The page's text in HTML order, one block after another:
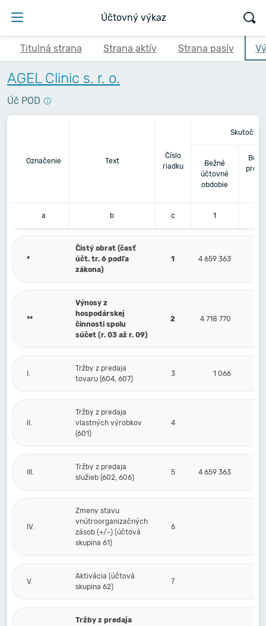
Účtovný výkaz
Titulná strana Strana aktív Strana pasív
AGEL Clinic s. r. o.
Úč POD
Označenie Text
Číslo
riadku
Bežné
účtovné
obdobie
a b c 1
*
Čistý obrat (časť
účt. tr. 6 podľa
zákona)
1 4 659 363
**
Výnosy z
hospodárskej
činnosti spolu
súčet (r. 03 až r. 09)
2 4 718 770
I.
Tržby z predaja
tovaru (604, 607)
3 1 066
II.
Tržby z predaja
vlastných výrobkov
(601)
4
III.
Tržby z predaja
služieb (602, 606)
5 4 659 363
IV.
Zmeny stavu
vnútroorganizačných
zásob (+/-) (účtová
skupina 61)
6
V.
Aktivácia (účtová
skupina 62)
7
Tržby z predaja